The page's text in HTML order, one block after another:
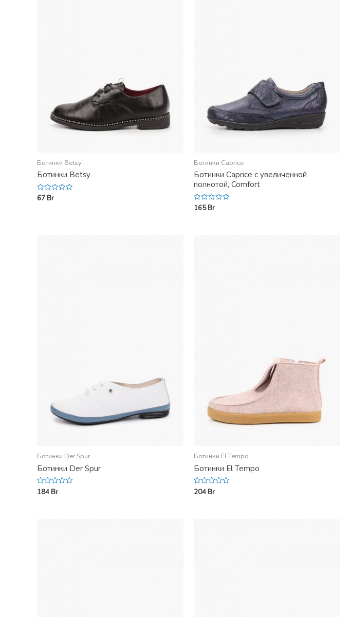
Ботинки Betsy
Ботинки Betsy
Rated
0
67Br
Ботинки Caprice
Ботинки Caprice с увеличенной
полнотой, Comfort
Rated
0
165Br
Ботинки Der Spur
Ботинки Der Spur
Rated
0
184Br
Ботинки El Tempo
Ботинки El Tempo
Rated
0
204Br